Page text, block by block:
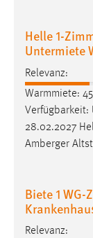
Helle 1-
Untermiete
Relevanz:
Warmmiete:
Verfügbarkeit:
28.02.2027
Amberger
Biete 1
Relevanz:
Cookie
Jahre,
Login
Zweck:
Dieser